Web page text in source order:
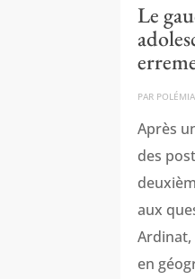
Le
PAR POLÉMIA
Après
des
aux
en